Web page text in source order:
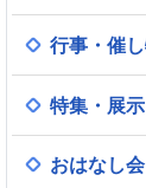
行事・催
特集・展示
おはなし会